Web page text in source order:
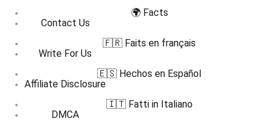
Contact Us
Write For Us
Affiliate Disclosure
DMCA
🌍 Facts
🇫🇷 Faits en français
🇪🇸 Hechos en Español
🇮🇹 Fatti in Italiano